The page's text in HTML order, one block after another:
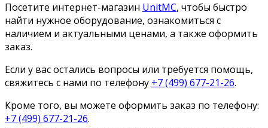
Посетите интернет-магазин UnitMC, чтобы быстро
найти нужное оборудование, ознакомиться с
наличием и актуальными ценами, а также оформить
заказ.
Если у вас остались вопросы или требуется помощь,
свяжитесь с нами по телефону +7 (499) 677-21-26.
Кроме того, вы можете оформить заказ по телефону:
+7 (499) 677-21-26.